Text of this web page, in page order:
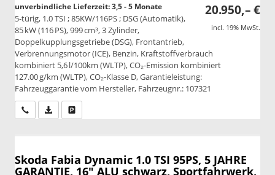
20.950,– €
incl. 19% MwSt.
unverbindliche Lieferzeit: 3,5 - 5 Monate
5-türig, 1.0 TSI ; 85KW/116PS ; DSG (Automatik),
85 kW (116 PS), 999 cm³, 3 Zylinder,
Doppelkupplungsgetriebe (DSG), Frontantrieb,
Verbrennungsmotor (ICE), Benzin, Kraftstoffverbrauch
kombiniert 5,6 l/100km (WLTP), CO₂-Emission kombiniert
127.00 g/km (WLTP), CO₂-Klasse D, Garantieleistung:
Fahrzeuggarantie vom Hersteller, Fahrzeugnr.: 107321
Wir rufen Sie anPDF-Datei, Fahrzeugexposé drucken
Skoda Fabia Dynamic 1.0 TSI 95PS, 5 JAHRE
GARANTIE, 16" ALU schwarz, Sportfahrwerk,